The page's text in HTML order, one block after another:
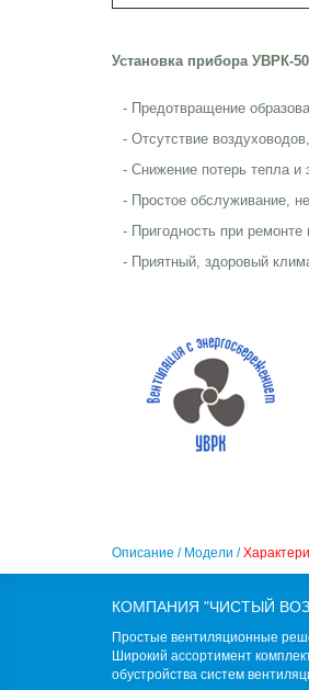
Установка прибора УВРК-50
- Предотвращение
- Отсутствие
- Снижение потерь тепла и
- Простое обслуживание,
- Пригодность при ремонте
- Приятный, здоровый
Описание / Модели /
КОМПАНИЯ "ЧИСТЫЙ
Простые вентиляционные
Широкий ассортимент
обустройства систем